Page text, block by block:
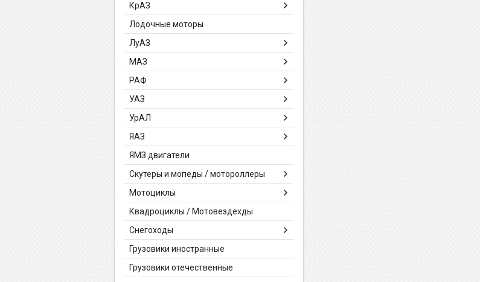
КрАЗ
Лодочные моторы
ЛуАЗ
МАЗ
РАФ
УАЗ
УрАЛ
ЯАЗ
ЯМЗ двигатели
Скутеры и мопеды / мотороллеры
Мотоциклы
Квадроциклы / Мотовездехды
Снегоходы
Грузовики иностранные
Грузовики отечественные